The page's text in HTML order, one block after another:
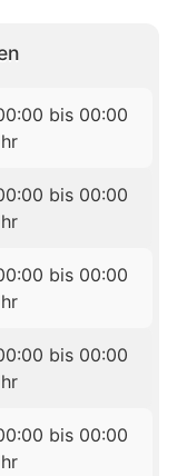
bis 00:00
bis 00:00
bis 00:00
bis 00:00
bis 00:00